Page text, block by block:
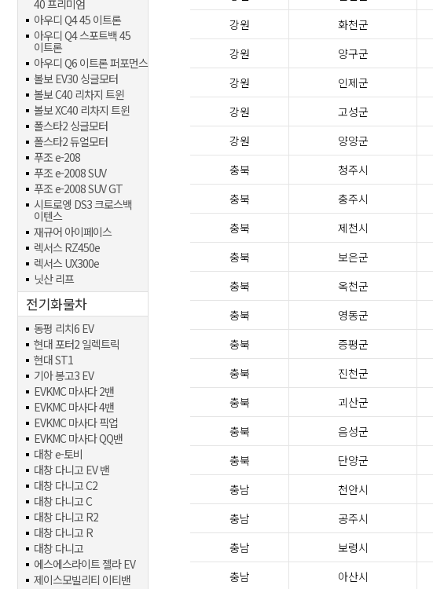
40 프리미엄
아우디 Q4 45 이트론
아우디 Q4 스포트백 45
이트론
아우디 Q6 이트론 퍼포먼스
볼보 EV30 싱글모터
볼보 C40 리차지 트윈
볼보 XC40 리차지 트윈
폴스타2 싱글모터
폴스타2 듀얼모터
푸조 e-208
푸조 e-2008 SUV
푸조 e-2008 SUV GT
시트로엥 DS3 크로스백
이텐스
재규어 아이페이스
렉서스 RZ450e
렉서스 UX300e
닛산 리프
전기화물차
동펑 리치6 EV
현대 포터2 일렉트릭
현대 ST1
기아 봉고3 EV
EVKMC 마사다 2밴
EVKMC 마사다 4밴
EVKMC 마사다 픽업
EVKMC 마사다 QQ밴
대창 e-토비
대창 다니고 EV 밴
대창 다니고 C2
대창 다니고 C
대창 다니고 R2
대창 다니고 R
대창 다니고
에스에스라이트 젤라 EV
제이스모빌리티 이티밴
강원
화천군
강원
양구군
강원
인제군
강원
고성군
강원
양양군
충북
청주시
충북
충주시
충북
제천시
충북
보은군
충북
옥천군
충북
영동군
충북
증평군
충북
진천군
충북
괴산군
충북
음성군
충북
단양군
충남
천안시
충남
공주시
충남
보령시
충남
아산시